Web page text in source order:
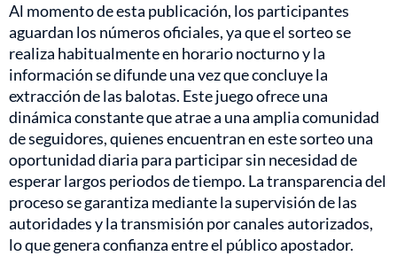
Al momento de esta publicación, los participantes
aguardan los números oficiales, ya que el sorteo se
realiza habitualmente en horario nocturno y la
información se difunde una vez que concluye la
extracción de las balotas. Este juego ofrece una
dinámica constante que atrae a una amplia comunidad
de seguidores, quienes encuentran en este sorteo una
oportunidad diaria para participar sin necesidad de
esperar largos periodos de tiempo. La transparencia del
proceso se garantiza mediante la supervisión de las
autoridades y la transmisión por canales autorizados,
lo que genera confianza entre el público apostador.